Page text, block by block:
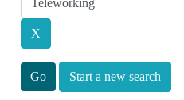
Start a new search